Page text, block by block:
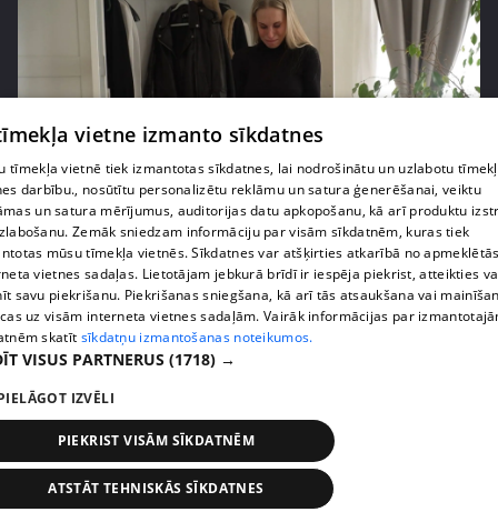
pirms 3 mēnešiem, 3 nedēļām 00:41:24
Olga Kambala izplūst asarās pēc atklājuma par
vīra "cūcisko" rīcību
49. epizode
vietne izmanto sīkdatnes
tīmekļa vietnē tiek izmantotas sīkdatnes, lai nodrošinātu un uzlabotu
darbību., nosūtītu personalizētu reklāmu un satura ģenerēšanai, veiktu
un satura mērījumus, auditorijas datu apkopošanu, kā arī produktu
Zemāk sniedzam informāciju par visām sīkdatnēm, kuras tiek
mūsu tīmekļa vietnēs. Sīkdatnes var atšķirties atkarībā no
vietnes sadaļas. Lietotājam jebkurā brīdī ir iespēja piekrist, atteikties
savu piekrišanu. Piekrišanas sniegšana, kā arī tās atsaukšana vai
uz visām interneta vietnes sadaļām. Vairāk informācijas par
skatīt sīkdatņu izmantošanas noteikumos.
VISUS PARTNERUS (1718) →
IZVĒLI
PIEKRIST VISĀM SĪKDATNĒM
ATSTĀT TEHNISKĀS SĪKDATNES